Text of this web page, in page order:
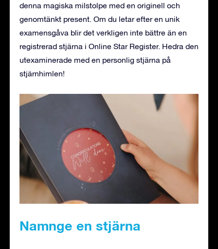
denna magiska milstolpe med en originell och
genomtänkt present. Om du letar efter en unik
examensgåva blir det verkligen inte bättre än en
registrerad stjärna i Online Star Register. Hedra den
utexaminerade med en personlig stjärna på
stjärnhimlen!
Namnge en stjärna